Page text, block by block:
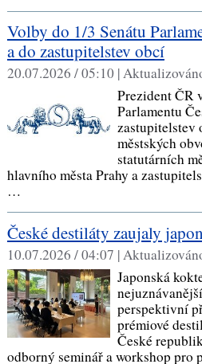
Volby do 1/3 Senátu
a do zastupitelstev obcí
20.07.2026 / 05:10 |
Prezident ČR
Parlamentu
zastupitelstev
městských
statutárních
hlavního města Prahy a
…
České destiláty zaujaly
10.07.2026 / 04:07 |
Japonská
perspektivní
prémiové
České
odborný seminář a workshop pro